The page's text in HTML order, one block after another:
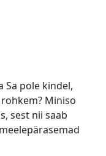
Sa pole kindel,
Miniso
sest nii saab